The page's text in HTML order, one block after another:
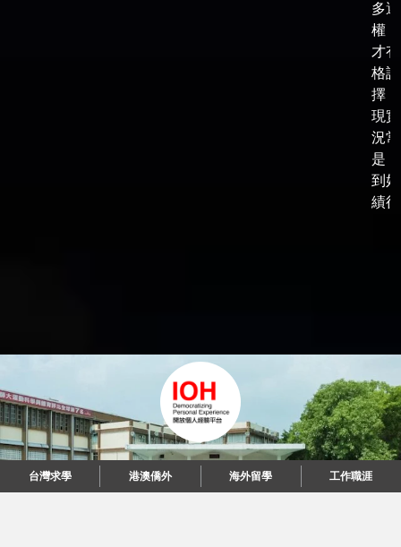
台灣求學 港澳僑外 海外留學 工作職涯
多
權
才
格
擇
現
況常
是
到
績